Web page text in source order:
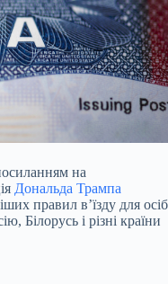
на
Дональда Трампа
правил в’їзду для осіб
Білорусь і різні країни